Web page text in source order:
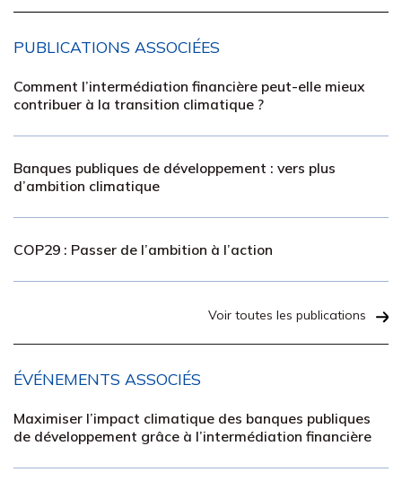
PUBLICATIONS ASSOCIÉES
Comment l’intermédiation financière peut-elle mieux
contribuer à la transition climatique ?
Banques publiques de développement : vers plus
d’ambition climatique
COP29 : Passer de l’ambition à l’action
Voir toutes les publications
ÉVÉNEMENTS ASSOCIÉS
Maximiser l’impact climatique des banques publiques
de développement grâce à l’intermédiation financière